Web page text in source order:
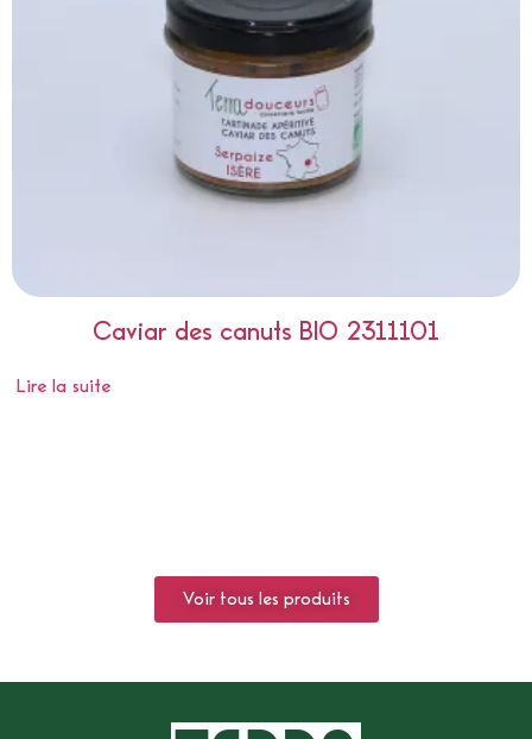
Caviar des canuts BIO 2311101
Lire la suite
Voir tous les produits